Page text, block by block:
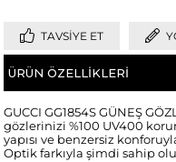
TAVSIYE ET
ÜRÜN ÖZELLIKLERI
GUCCI GG1854S GÜNEŞ
gözlerinizi %100 UV400
yapısı ve benzersiz
Optik farkıyla şimdi sahip